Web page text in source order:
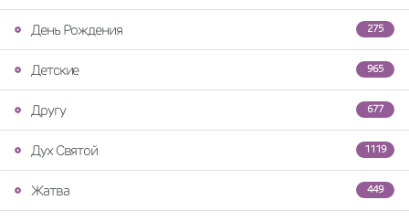
275
День Рождения
965
Детские
677
Другу
1119
Дух Святой
449
Жатва